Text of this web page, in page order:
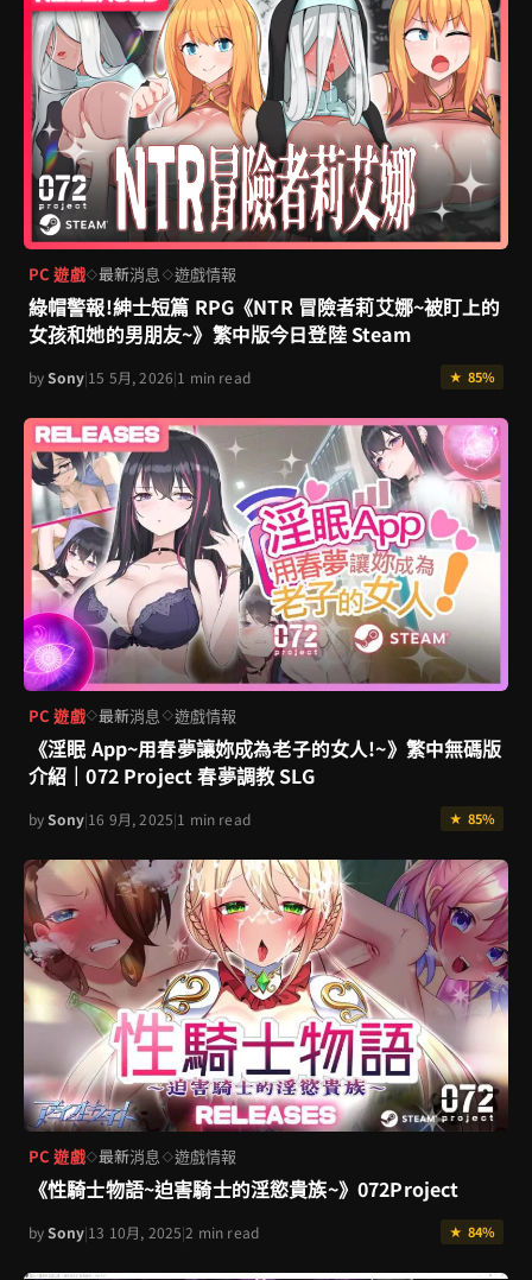
PC 遊戲◇最新消息 ◇遊戲情報
綠帽警報!紳士短篇 RPG《NTR 冒險者莉艾娜~被盯上的
女孩和她的男朋友~》繁中版今日登陸 Steam
bySony|15 5月, 2026|1 min read ★ 85%
PC 遊戲◇最新消息 ◇遊戲情報
《淫眠 App~用春夢讓妳成為老子的女人!~》繁中無碼版
介紹｜072 Project 春夢調教 SLG
bySony|16 9月, 2025|1 min read ★ 85%
PC 遊戲◇最新消息 ◇遊戲情報
《性騎士物語~迫害騎士的淫慾貴族~》072Project
bySony|13 10月, 2025|2 min read ★ 84%